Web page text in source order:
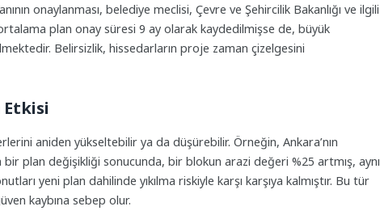
onaylanması, belediye meclisi, Çevre ve Şehircilik Bakanlığı ve ilgili
ortalama plan onay süresi 9 ay olarak kaydedilmişse de, büyük
Belirsizlik, hissedarların proje zaman çizelgesini
aniden yükseltebilir ya da düşürebilir. Örneğin, Ankara’nın
bir plan değişikliği sonucunda, bir blokun arazi değeri %25 artmış, aynı
yeni plan dahilinde yıkılma riskiyle karşı karşıya kalmıştır. Bu tür
kaybına sebep olur.